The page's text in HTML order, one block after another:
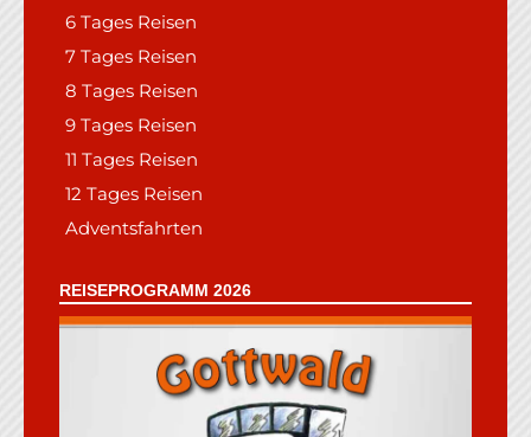
6 Tages Reisen
7 Tages Reisen
8 Tages Reisen
9 Tages Reisen
11 Tages Reisen
12 Tages Reisen
Adventsfahrten
REISEPROGRAMM 2026